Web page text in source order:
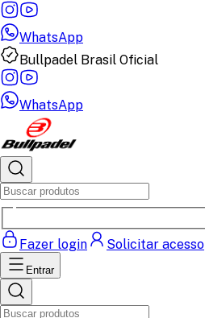
WhatsApp
Bullpadel Brasil Oficial
WhatsApp
Fazer login Solicitar acesso
Entrar